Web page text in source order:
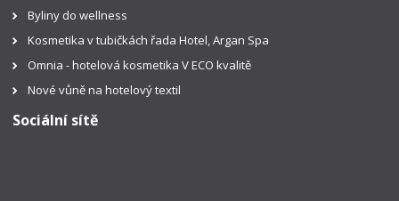
Byliny do wellness
Kosmetika v tubičkách řada Hotel, Argan Spa
Omnia - hotelová kosmetika V ECO kvalitě
Nové vůně na hotelový textil
Sociální sítě